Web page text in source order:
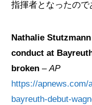
指揮者となったので
Nathalie
conduct at
broken –AP
https://apnews.com/
bayreuth-debut-